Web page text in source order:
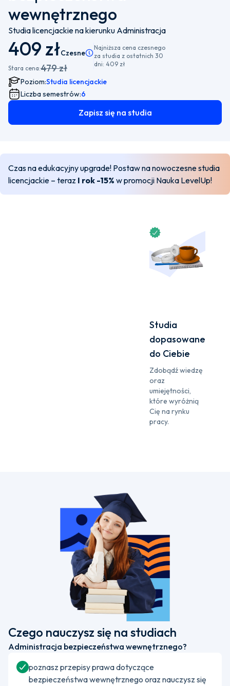
wewnętrznego
Studia licencjackie na kierunku Administracja
409 złCzesnePamiętaj, że istnieje możliwość wyboru
Stara cena:479 zł
Najniższa cena czesnego
za studia z ostatnich 30
dni: 409 zł
Poziom:Studia licencjackie
Liczba semestrów:6
Zapisz się na studia
Czas na edukacyjny upgrade! Postaw na nowoczesne studia
licencjackie – teraz I rok -15% w promocji Nauka LevelUp!
Studia
dopasowane
do Ciebie
Zdobądź wiedzę
oraz
umiejętności,
które wyróżnią
Cię na rynku
pracy.
Czego nauczysz się na studiach
Administracja bezpieczeństwa wewnętrznego?
poznasz przepisy prawa dotyczące
bezpieczeństwa wewnętrznego oraz nauczysz się